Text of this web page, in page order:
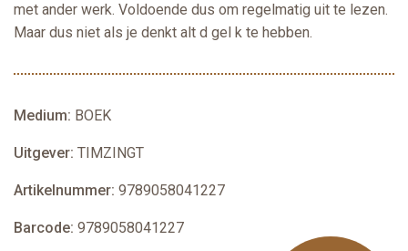
met ander werk. Voldoende dus om regelmatig uit te lezen.
Maar dus niet als je denkt alt d gel k te hebben.
Medium: BOEK
Uitgever: TIMZINGT
Artikelnummer: 9789058041227
Barcode: 9789058041227